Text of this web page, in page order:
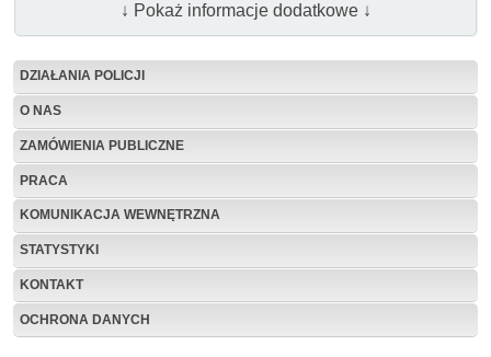
↓ Pokaż informacje dodatkowe ↓
DZIAŁANIA POLICJI
O NAS
ZAMÓWIENIA PUBLICZNE
PRACA
KOMUNIKACJA WEWNĘTRZNA
STATYSTYKI
KONTAKT
OCHRONA DANYCH